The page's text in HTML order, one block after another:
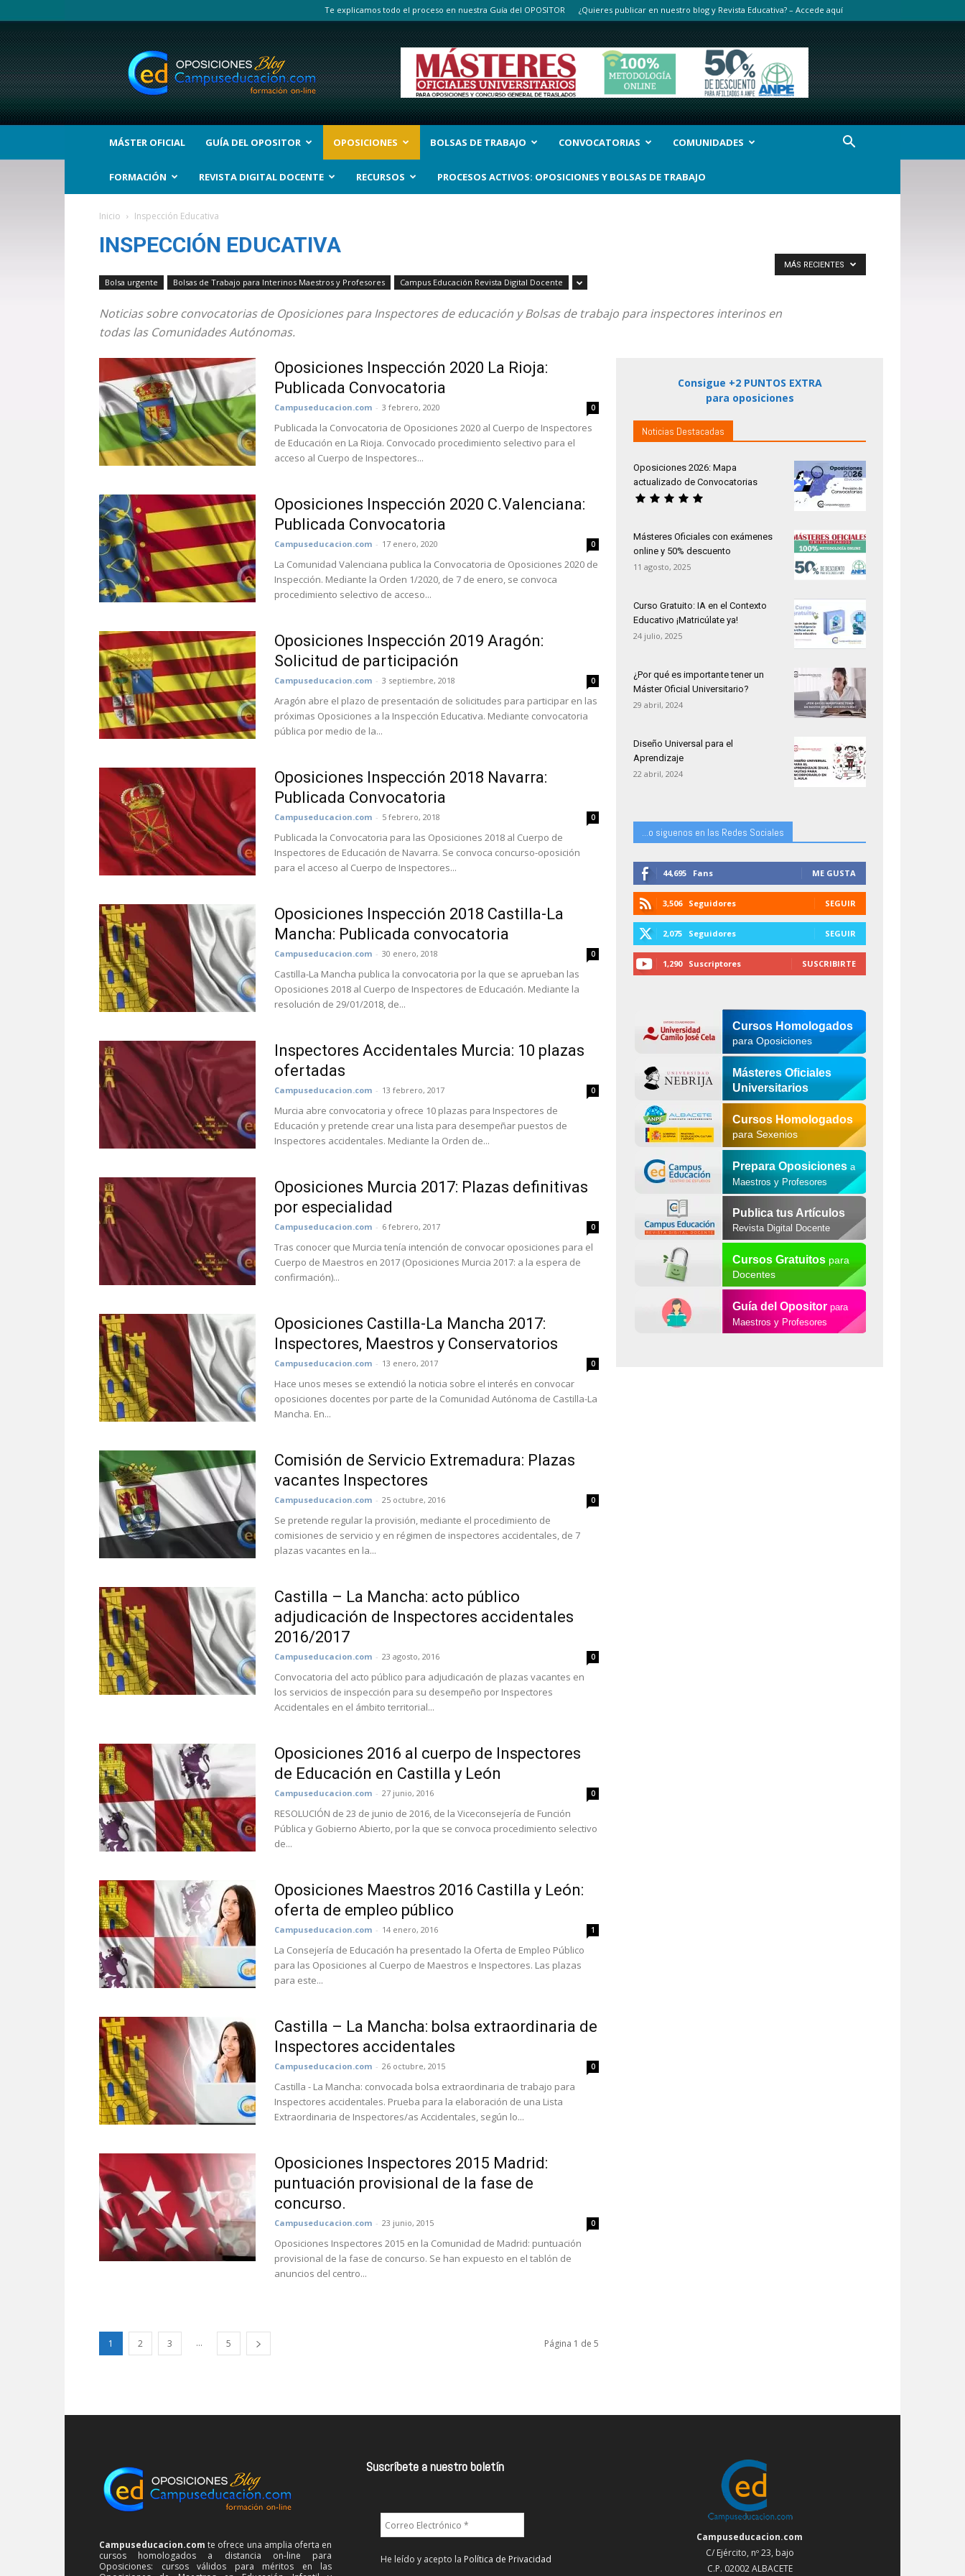
Te explicamos todo el proceso en nuestra Guía del OPOSITOR ¿Quieres publicar en nuestro blog y Revista Educativa? – Accede aquí
BLOG
Noticias
Oposiciones
y
bolsas
Trabajo
Interinos.
MÁSTER OFICIAL GUÍA DEL OPOSITOR OPOSICIONES BOLSAS DE TRABAJO CONVOCATORIAS COMUNIDADES
FORMACIÓN REVISTA DIGITAL DOCENTE RECURSOS PROCESOS ACTIVOS: OPOSICIONES Y BOLSAS DE TRABAJO
Inicio Inspección Educativa
INSPECCIÓN EDUCATIVA
Bolsa urgente Bolsas de Trabajo para Interinos Maestros y Profesores Campus Educación Revista Digital Docente
Noticias sobre convocatorias de Oposiciones para Inspectores de educación y Bolsas de trabajo para inspectores interinos en
todas las Comunidades Autónomas.
MÁS RECIENTES
Oposiciones Inspección 2020 La Rioja:
Publicada Convocatoria
Campuseducacion.com - 3 febrero, 2020 0
Publicada la Convocatoria de Oposiciones 2020 al Cuerpo de Inspectores
de Educación en La Rioja. Convocado procedimiento selectivo para el
acceso al Cuerpo de Inspectores...
Oposiciones Inspección 2020 C.Valenciana:
Publicada Convocatoria
Campuseducacion.com - 17 enero, 2020 0
La Comunidad Valenciana publica la Convocatoria de Oposiciones 2020 de
Inspección. Mediante la Orden 1/2020, de 7 de enero, se convoca
procedimiento selectivo de acceso...
Oposiciones Inspección 2019 Aragón:
Solicitud de participación
Campuseducacion.com - 3 septiembre, 2018 0
Aragón abre el plazo de presentación de solicitudes para participar en las
próximas Oposiciones a la Inspección Educativa. Mediante convocatoria
pública por medio de la...
Oposiciones Inspección 2018 Navarra:
Publicada Convocatoria
Campuseducacion.com - 5 febrero, 2018 0
Publicada la Convocatoria para las Oposiciones 2018 al Cuerpo de
Inspectores de Educación de Navarra. Se convoca concurso-oposición
para el acceso al Cuerpo de Inspectores...
Oposiciones Inspección 2018 Castilla-La
Mancha: Publicada convocatoria
Campuseducacion.com - 30 enero, 2018 0
Castilla-La Mancha publica la convocatoria por la que se aprueban las
Oposiciones 2018 al Cuerpo de Inspectores de Educación. Mediante la
resolución de 29/01/2018, de...
Inspectores Accidentales Murcia: 10 plazas
ofertadas
Campuseducacion.com - 13 febrero, 2017 0
Murcia abre convocatoria y ofrece 10 plazas para Inspectores de
Educación y pretende crear una lista para desempeñar puestos de
Inspectores accidentales. Mediante la Orden de...
Oposiciones Murcia 2017: Plazas definitivas
por especialidad
Campuseducacion.com - 6 febrero, 2017 0
Tras conocer que Murcia tenía intención de convocar oposiciones para el
Cuerpo de Maestros en 2017 (Oposiciones Murcia 2017: a la espera de
confirmación)...
Oposiciones Castilla-La Mancha 2017:
Inspectores, Maestros y Conservatorios
Campuseducacion.com - 13 enero, 2017 0
Hace unos meses se extendió la noticia sobre el interés en convocar
oposiciones docentes por parte de la Comunidad Autónoma de Castilla-La
Mancha. En...
Comisión de Servicio Extremadura: Plazas
vacantes Inspectores
Campuseducacion.com - 25 octubre, 2016 0
Se pretende regular la provisión, mediante el procedimiento de
comisiones de servicio y en régimen de inspectores accidentales, de 7
plazas vacantes en la...
Castilla – La Mancha: acto público
adjudicación de Inspectores accidentales
2016/2017
Campuseducacion.com - 23 agosto, 2016 0
Convocatoria del acto público para adjudicación de plazas vacantes en
los servicios de inspección para su desempeño por Inspectores
Accidentales en el ámbito territorial...
Oposiciones 2016 al cuerpo de Inspectores
de Educación en Castilla y León
Campuseducacion.com - 27 junio, 2016 0
RESOLUCIÓN de 23 de junio de 2016, de la Viceconsejería de Función
Pública y Gobierno Abierto, por la que se convoca procedimiento selectivo
de...
Oposiciones Maestros 2016 Castilla y León:
oferta de empleo público
Campuseducacion.com - 14 enero, 2016 1
La Consejería de Educación ha presentado la Oferta de Empleo Público
para las Oposiciones al Cuerpo de Maestros e Inspectores. Las plazas
para este...
Castilla – La Mancha: bolsa extraordinaria de
Inspectores accidentales
Campuseducacion.com - 26 octubre, 2015 0
Castilla - La Mancha: convocada bolsa extraordinaria de trabajo para
Inspectores accidentales. Prueba para la elaboración de una Lista
Extraordinaria de Inspectores/as Accidentales, según lo...
Oposiciones Inspectores 2015 Madrid:
puntuación provisional de la fase de
concurso.
Campuseducacion.com - 23 junio, 2015 0
Oposiciones Inspectores 2015 en la Comunidad de Madrid: puntuación
provisional de la fase de concurso. Se han expuesto en el tablón de
anuncios del centro...
1 2 3 ... 5 Página 1 de 5
Consigue +2 PUNTOS EXTRA
para oposiciones
Noticias Destacadas
Oposiciones 2026: Mapa
actualizado de Convocatorias
Másteres Oficiales con exámenes
online y 50% descuento
11 agosto, 2025
Curso Gratuito: IA en el Contexto
Educativo ¡Matricúlate ya!
24 julio, 2025
¿Por qué es importante tener un
Máster Oficial Universitario?
29 abril, 2024
Diseño Universal para el
Aprendizaje
22 abril, 2024
...o siguenos en las Redes Sociales
44,695 Fans ME GUSTA
3,506 Seguidores SEGUIR
2,075 Seguidores SEGUIR
1,290 Suscriptores SUSCRIBIRTE
Cursos Homologados
para Oposiciones
Másteres Oficiales
Universitarios
Cursos Homologados
para Sexenios
Prepara Oposiciones a
Maestros y Profesores
Publica tus Artículos
Revista Digital Docente
Cursos Gratuitospara
Docentes
Guía del Opositor para
Maestros y Profesores
Campuseducacion.com te ofrece una amplia oferta en
cursos homologados a distancia on-line para
Oposiciones: cursos válidos para méritos en las
Suscríbete a nuestro boletín
He leído y acepto la Política de Privacidad
Campuseducacion.com
C/ Ejército, nº 23, bajo
C.P. 02002 ALBACETE